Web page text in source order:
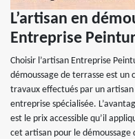
L’artisan en
Entreprise
Choisir l’artisan Entreprise
démoussage de terrasse est un
travaux effectués par un artisan
entreprise spécialisée.
est le prix accessible qu’il
cet artisan pour le démoussage